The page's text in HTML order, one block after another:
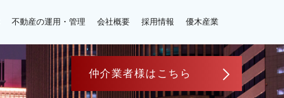
不動産の運用・管理 会社概要 採用情報 優木産業
仲介業者様はこちら